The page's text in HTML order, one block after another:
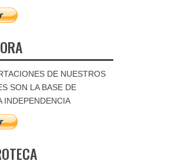
DE NUESTROS
SON LA BASE DE
INDEPENDENCIA